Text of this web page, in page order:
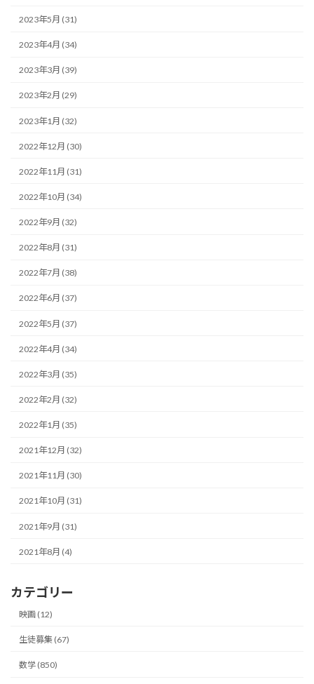
2023年5月 (31)
2023年4月 (34)
2023年3月 (39)
2023年2月 (29)
2023年1月 (32)
2022年12月 (30)
2022年11月 (31)
2022年10月 (34)
2022年9月 (32)
2022年8月 (31)
2022年7月 (38)
2022年6月 (37)
2022年5月 (37)
2022年4月 (34)
2022年3月 (35)
2022年2月 (32)
2022年1月 (35)
2021年12月 (32)
2021年11月 (30)
2021年10月 (31)
2021年9月 (31)
2021年8月 (4)
カテゴリー
映画 (12)
生徒募集 (67)
数学 (850)